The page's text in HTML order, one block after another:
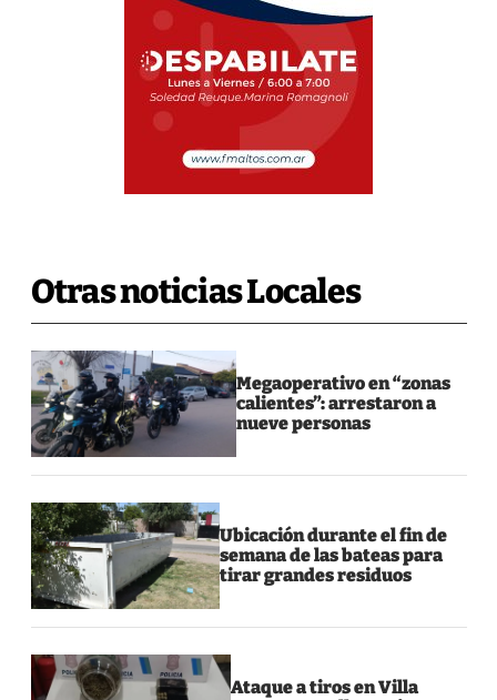
Otras noticias Locales
Megaoperativo en “zonas
calientes”: arrestaron a
nueve personas
Ubicación durante el fin de
semana de las bateas para
tirar grandes residuos
Ataque a tiros en Villa